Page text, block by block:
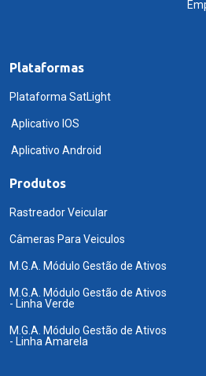
Plataformas
Plataforma SatLight
Aplicativo IOS
Aplicativo Android
Produtos
Rastreador Veicular
Câmeras Para Veiculos
M.G.A. Módulo Gestão de Ativos
M.G.A. Módulo Gestão de Ativos
- Linha Verde
M.G.A. Módulo Gestão de Ativos
- Linha Amarela